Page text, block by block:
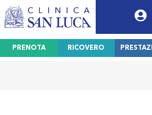
PRENOTA RICOVERO